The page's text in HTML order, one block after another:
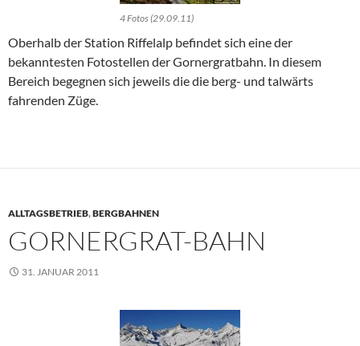
4 Fotos (29.09.11)
Oberhalb der Station Riffelalp befindet sich eine der
bekanntesten Fotostellen der Gornergratbahn. In diesem
Bereich begegnen sich jeweils die die berg- und talwärts
fahrenden Züge.
ALLTAGSBETRIEB,BERGBAHNEN
GORNERGRAT-BAHN
31. JANUAR 2011